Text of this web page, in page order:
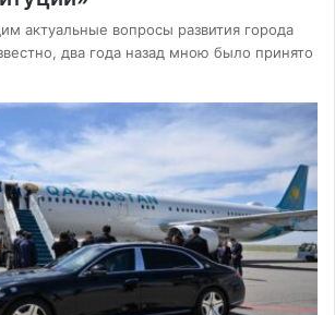
актуальные вопросы развития города
два года назад мною было принято